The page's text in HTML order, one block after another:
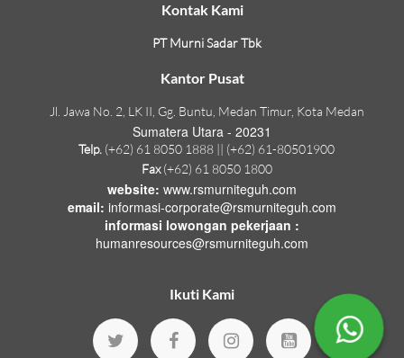
Kontak Kami
PT Murni Sadar Tbk
Kantor Pusat
Jl. Jawa No. 2, LK II, Gg. Buntu, Medan Timur, Kota Medan
Sumatera Utara - 20231
Telp. (+62) 61 8050 1888 || (+62) 61-80501900
Fax(+62) 61 8050 1800
website: www.rsmurniteguh.com
email: informasi-corporate@rsmurniteguh.com
informasi lowongan pekerjaan :
humanresources@rsmurniteguh.com
Ikuti Kami